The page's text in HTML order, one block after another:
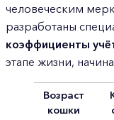
человеческим
разработаны
коэффициенты
этапе жизни,
Возраст
кошки